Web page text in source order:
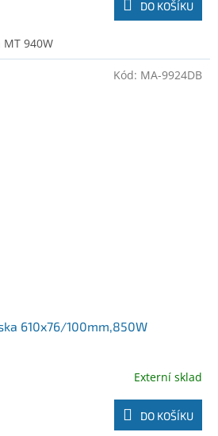
DO KOŠÍKU
940W
610x76/100mm,850W
Externí sklad
DO KOŠÍKU
Kód: MA-9924DB